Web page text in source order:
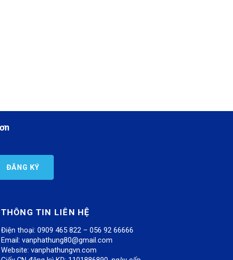
THÔNG TIN LIÊN HỆ
Điện thoại: 0909 465 822 – 056 92 66666
Email: vanphathung80@gmail.com
Website: vanphathungvn.com